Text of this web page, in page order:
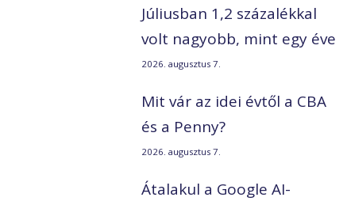
Júliusban 1,2 százalékkal
volt nagyobb, mint egy éve
2026. augusztus 7.
Mit vár az idei évtől a CBA
és a Penny?
2026. augusztus 7.
Átalakul a Google AI-